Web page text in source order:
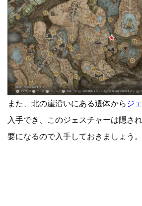
また、北の崖沿いにある遺体から ジ
入手でき、このジェスチャーは隠さ
要になるので入手しておきましょう。